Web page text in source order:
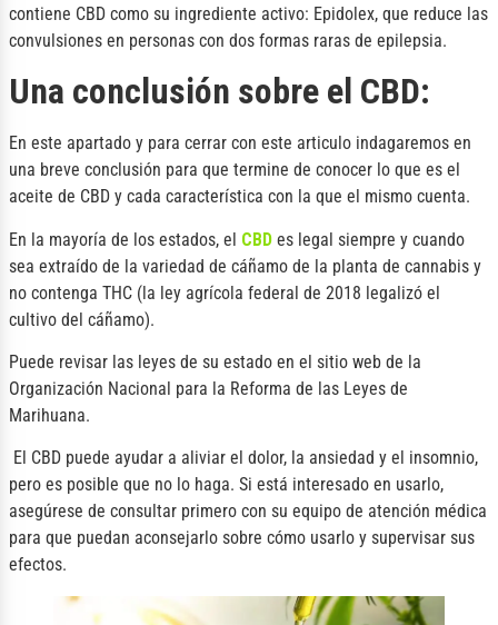
contiene CBD como su ingrediente activo: Epidolex, que reduce las
convulsiones en personas con dos formas raras de epilepsia.
Una conclusión sobre el CBD:
En este apartado y para cerrar con este articulo indagaremos en
una breve conclusión para que termine de conocer lo que es el
aceite de CBD y cada característica con la que el mismo cuenta.
En la mayoría de los estados, el CBD es legal siempre y cuando
sea extraído de la variedad de cáñamo de la planta de cannabis y
no contenga THC (la ley agrícola federal de 2018 legalizó el
cultivo del cáñamo).
Puede revisar las leyes de su estado en el sitio web de la
Organización Nacional para la Reforma de las Leyes de
Marihuana.
El CBD puede ayudar a aliviar el dolor, la ansiedad y el insomnio,
pero es posible que no lo haga. Si está interesado en usarlo,
asegúrese de consultar primero con su equipo de atención médica
para que puedan aconsejarlo sobre cómo usarlo y supervisar sus
efectos.